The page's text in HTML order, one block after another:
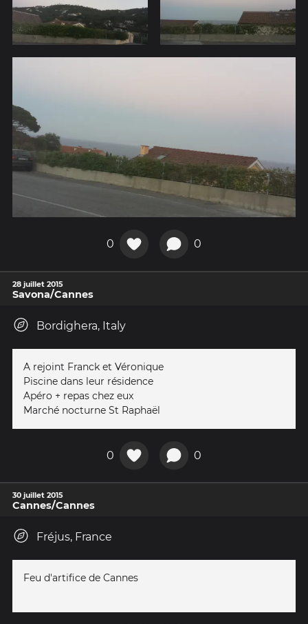
0 0
28 juillet 2015
Savona/Cannes
Bordighera, Italy
A rejoint Franck et Véronique
Piscine dans leur résidence
Apéro + repas chez eux
Marché nocturne St Raphaël
0 0
30 juillet 2015
Cannes/Cannes
Fréjus, France
Feu d'artifice de Cannes